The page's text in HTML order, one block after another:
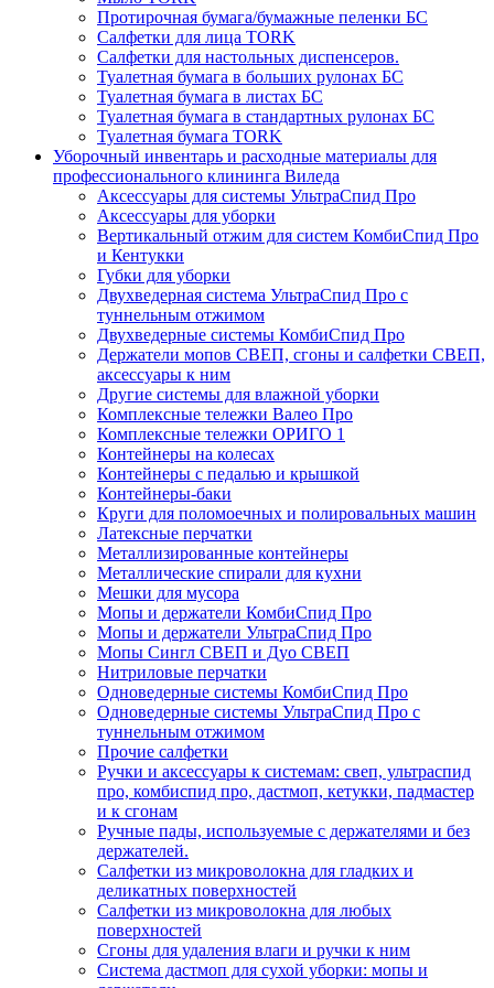
Протирочная бумага/бумажные пеленки БС
Салфетки для лица TORK
Салфетки для настольных диспенсеров.
Туалетная бумага в больших рулонах БС
Туалетная бумага в листах БС
Туалетная бумага в стандартных рулонах БС
Туалетная бумага TORK
Уборочный инвентарь и расходные материалы для
профессионального клининга Виледа
Аксессуары для системы УльтраСпид Про
Аксессуары для уборки
Вертикальный отжим для систем КомбиСпид Про
и Кентукки
Губки для уборки
Двухведерная система УльтраСпид Про с
туннельным отжимом
Двухведерные системы КомбиСпид Про
Держатели мопов СВЕП, сгоны и салфетки СВЕП,
аксессуары к ним
Другие системы для влажной уборки
Комплексные тележки Валео Про
Комплексные тележки ОРИГО 1
Контейнеры на колесах
Контейнеры с педалью и крышкой
Контейнеры-баки
Круги для поломоечных и полировальных машин
Латексные перчатки
Металлизированные контейнеры
Металлические спирали для кухни
Мешки для мусора
Мопы и держатели КомбиСпид Про
Мопы и держатели УльтраСпид Про
Мопы Сингл СВЕП и Дуо СВЕП
Нитриловые перчатки
Одноведерные системы КомбиСпид Про
Одноведерные системы УльтраСпид Про с
туннельным отжимом
Прочие салфетки
Ручки и аксессуары к системам: свеп, ультраспид
про, комбиспид про, дастмоп, кетукки, падмастер
и к сгонам
Ручные пады, используемые с держателями и без
держателей.
Салфетки из микроволокна для гладких и
деликатных поверхностей
Салфетки из микроволокна для любых
поверхностей
Сгоны для удаления влаги и ручки к ним
Система дастмоп для сухой уборки: мопы и